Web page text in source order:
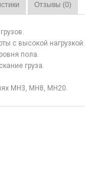
Отзывы (0)
с высокой нагрузкой.
пола.
груза.
MH3, MH8, MH20.